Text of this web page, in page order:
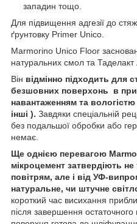
западин тощо.
Для підвищення адгезії до
ґрунтовку Primer Unico.
Marmorino Unico Floor
натуральних смол та Таделакт
Він відмінно підходить для
безшовних поверхонь в
навантаженням та
інші ). Завдяки спеціальній
без подальшої обробки або
немає.
Ще однією перевагою
мікроцемент затвердіють не
повітрям, але і від УФ-
натуральне, чи штучне
короткий час висихання
після завершення остаточного